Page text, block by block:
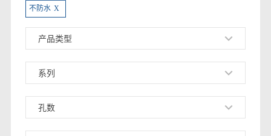
不防水 X
产品类型
系列
孔数